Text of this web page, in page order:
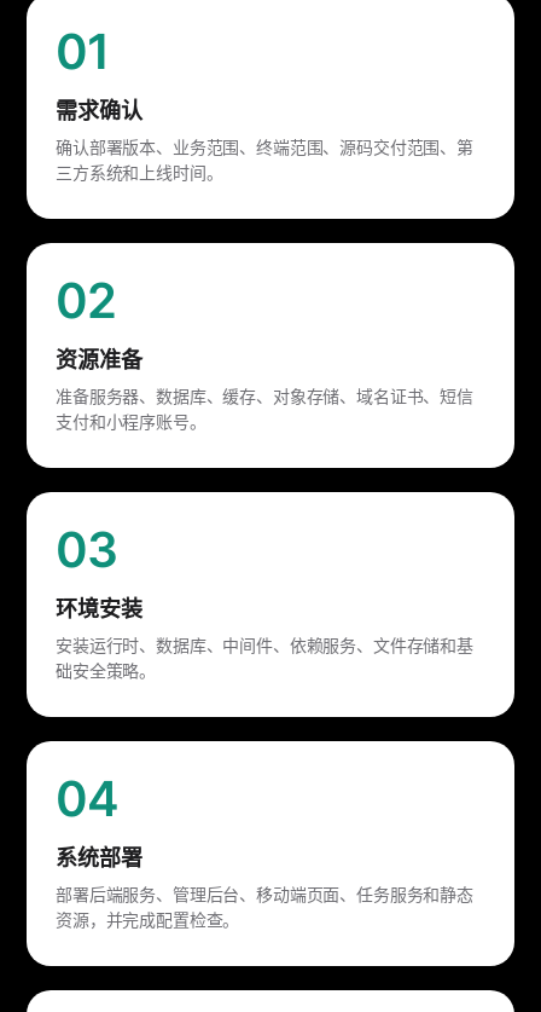
01
需求确认
确认部署版本、业务范围、终端范围、源码交付范围、第
三方系统和上线时间。
02
资源准备
准备服务器、数据库、缓存、对象存储、域名证书、短信
支付和小程序账号。
03
环境安装
安装运行时、数据库、中间件、依赖服务、文件存储和基
础安全策略。
04
系统部署
部署后端服务、管理后台、移动端页面、任务服务和静态
资源，并完成配置检查。